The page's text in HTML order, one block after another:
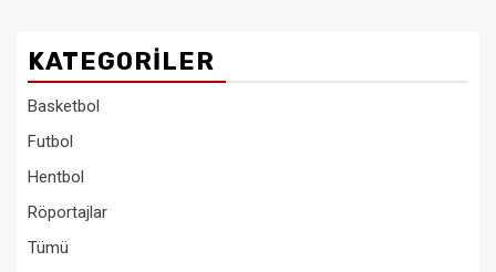
KATEGORILER
Basketbol
Futbol
Hentbol
Röportajlar
Tümü